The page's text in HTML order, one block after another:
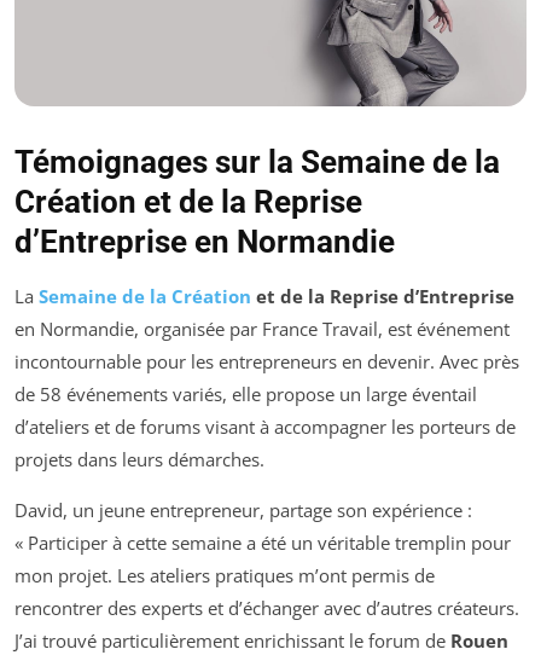
Témoignages sur la Semaine de la
Création et de la Reprise
d’Entreprise en Normandie
La Semaine de la Création et de la Reprise d’Entreprise
en Normandie, organisée par France Travail, est événement
incontournable pour les entrepreneurs en devenir. Avec près
de 58 événements variés, elle propose un large éventail
d’ateliers et de forums visant à accompagner les porteurs de
projets dans leurs démarches.
David, un jeune entrepreneur, partage son expérience :
« Participer à cette semaine a été un véritable tremplin pour
mon projet. Les ateliers pratiques m’ont permis de
rencontrer des experts et d’échanger avec d’autres créateurs.
J’ai trouvé particulièrement enrichissant le forum de Rouen